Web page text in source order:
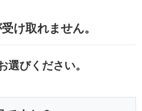
け取れません。
びください。